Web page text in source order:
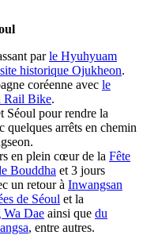
parle Hyuhyuam
historique Ojukheon.
coréenne avec le
Rail Bike.
Séoul pour rendre la
quelques arrêts en chemin
en plein cœur de la Fête
Bouddha et 3 jours
un retour à Inwangsan
de Séoul et la
Wa Dae ainsi que du
, entre autres.